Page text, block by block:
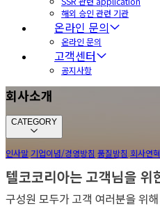
해외 승인 관련 기관
온라인 문의
온라인 문의
고객센터
공지사항
회사소개
CATEGORY
인사말기업이념/경영방침 품질방침 회사연혁